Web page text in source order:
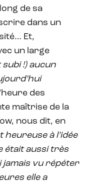
de sa
dans un
Et,
un large
!) aucun
des
maîtrise de la
nous dit, en
heureuse à l’idée
était aussi très
jamais vu répéter
elle a